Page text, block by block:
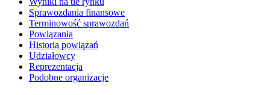
Sprawozdania finansowe
Terminowość sprawozdań
Powiązania
Historia powiązań
Udziałowcy
Reprezentacja
Podobne organizacje